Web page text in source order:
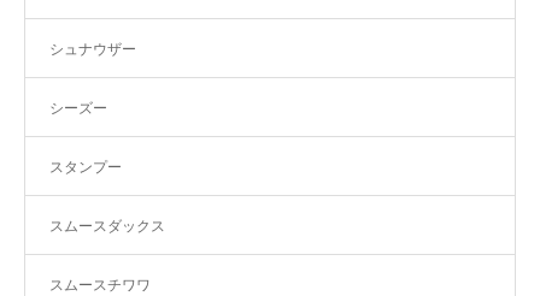
シュナウザー
シーズー
スタンプー
スムースダックス
スムースチワワ